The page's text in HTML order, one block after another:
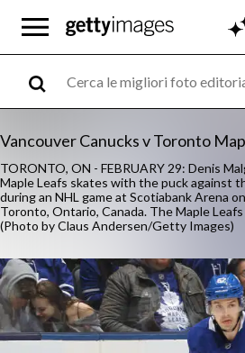
Vancouver Canucks v Toronto
TORONTO, ON - FEBRUARY 29: Denis
Maple Leafs skates with the puck against
during an NHL game at Scotiabank Arena
Toronto, Ontario, Canada. The Maple
(Photo by Claus Andersen/Getty Images)